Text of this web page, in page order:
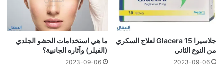
جلاسيرا 15 Glacera لعلاج السكري
من النوع الثاني
2023-09-06
ما هي استخدامات الحشو الجلدي
(الفيلر) وآثاره الجانبية؟
2023-09-06